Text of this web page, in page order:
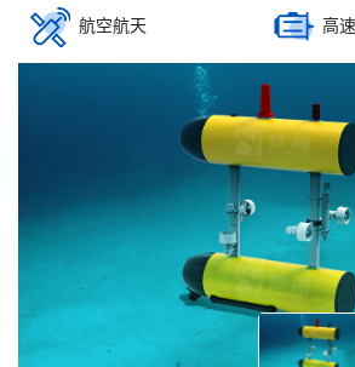
航空航天 高